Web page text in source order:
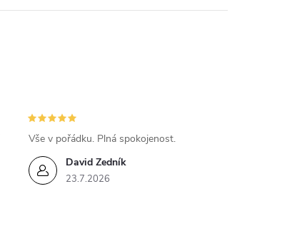
David Zedník
23.7.2026
Vše v pořádku. Plná spokojenost.